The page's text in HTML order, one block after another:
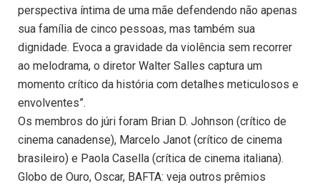
perspectiva íntima de uma mãe defendendo não apenas
sua família de cinco pessoas, mas também sua
dignidade. Evoca a gravidade da violência sem recorrer
ao melodrama, o diretor Walter Salles captura um
momento crítico da história com detalhes meticulosos e
envolventes”.
Os membros do júri foram Brian D. Johnson (crítico de
cinema canadense), Marcelo Janot (crítico de cinema
brasileiro) e Paola Casella (crítica de cinema italiana).
Globo de Ouro, Oscar, BAFTA: veja outros prêmios